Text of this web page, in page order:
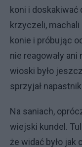
koni i doskakiwać
krzyczeli,
konie i próbując
nie reagowały ani
wioski było
sprzyjał
Na saniach,
wiejski kundel.
że widać było jak